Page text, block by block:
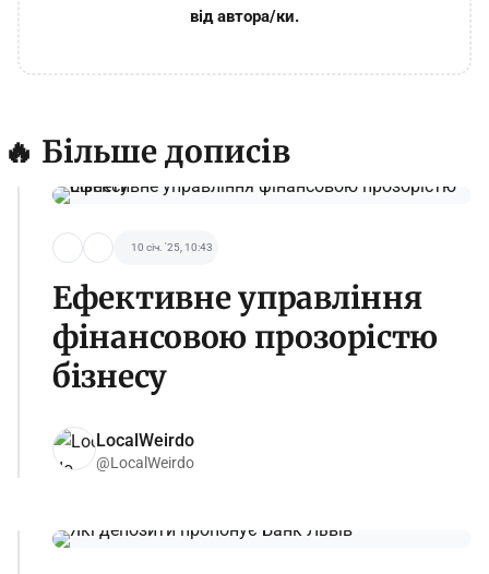
від автора/ки.
🔥 Більше дописів
10 січ. '25, 10:43
Ефективне управління
фінансовою прозорістю
бізнесу
LocalWeirdo
@LocalWeirdo